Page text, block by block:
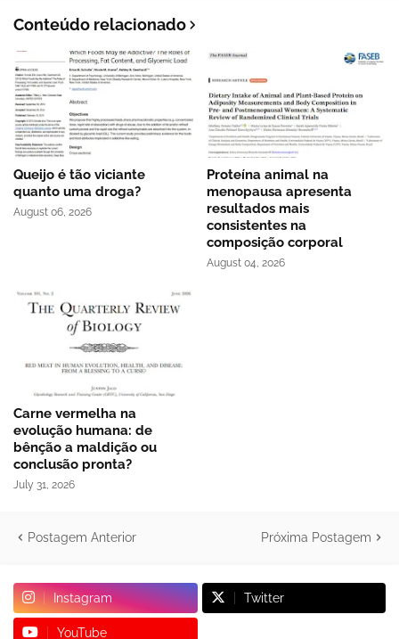
Conteúdo relacionado
Queijo é tão viciante
quanto uma droga?
August 06, 2026
Proteína animal na
menopausa apresenta
resultados mais
consistentes na
composição corporal
August 04, 2026
Carne vermelha na
evolução humana: de
bênção a maldição ou
conclusão pronta?
July 31, 2026
Postagem Anterior Próxima Postagem
Instagram Twitter
YouTube